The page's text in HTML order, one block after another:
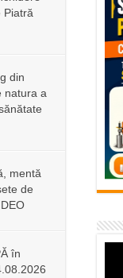
Piatră
din
natura a
mentă
de
în